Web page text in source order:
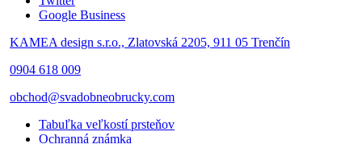
Google Business
KAMEA design s.r.o., Zlatovská 2205, 911 05 Trenčín
0904 618 009
obchod@svadobneobrucky.com
Tabuľka veľkostí prsteňov
Ochranná známka